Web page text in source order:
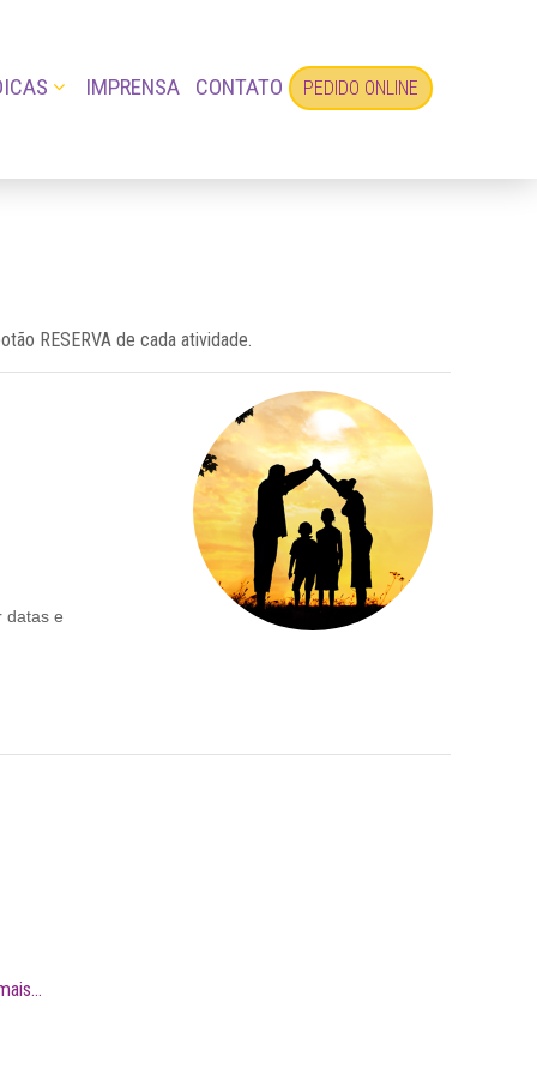
IMPRENSA CONTATO PEDIDO ONLINE
RESERVA de cada atividade.
datas e